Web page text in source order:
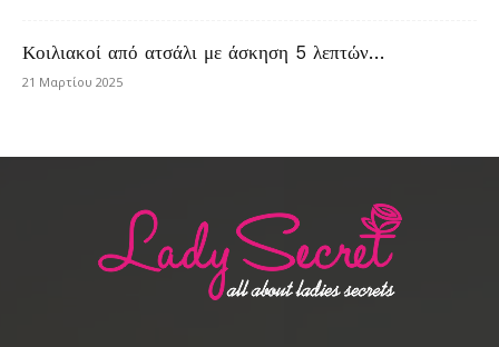
Κοιλιακοί από ατσάλι με άσκηση 5 λεπτών…
21 Μαρτίου 2025